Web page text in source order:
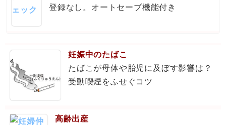
登録なし。オートセーブ機能付き
妊娠中のたばこ
たばこが母体や胎児に及ぼす影響は？
受動喫煙をふせぐコツ
高齢出産